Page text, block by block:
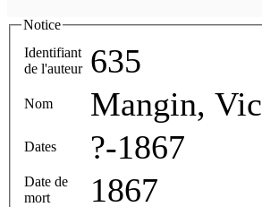
Notice
Identifiant
de l'auteur 635
Nom Mangin,
Dates ?-1867
Date de
mort
1867